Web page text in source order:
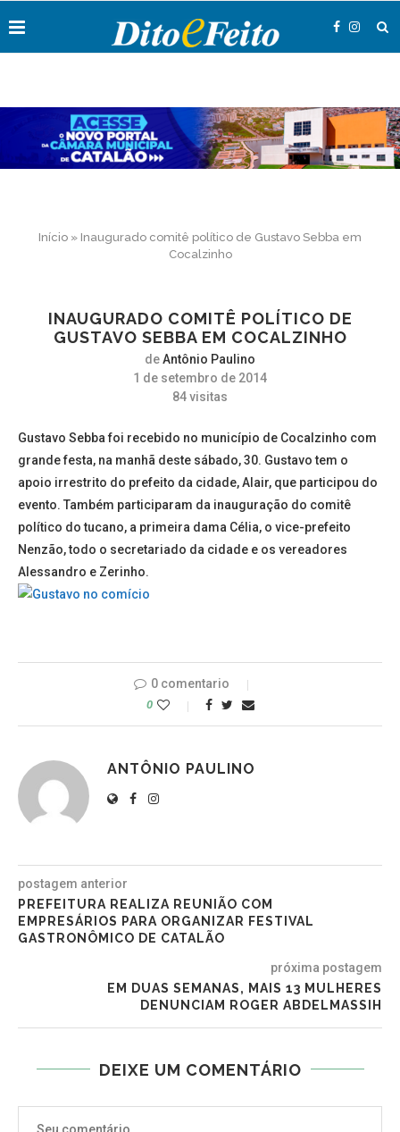
Início » Inaugurado comitê político de Gustavo Sebba em
Cocalzinho
INAUGURADO COMITÊ POLÍTICO DE
GUSTAVO SEBBA EM COCALZINHO
deAntônio Paulino
1 de setembro de 2014
84visitas
Gustavo Sebba foi recebido no município de Cocalzinho com
grande festa, na manhã deste sábado, 30. Gustavo tem o
apoio irrestrito do prefeito da cidade, Alair, que participou do
evento. Também participaram da inauguração do comitê
político do tucano, a primeira dama Célia, o vice-prefeito
Nenzão, todo o secretariado da cidade e os vereadores
Alessandro e Zerinho.
0 comentario
0
ANTÔNIO PAULINO
postagem anterior
PREFEITURA REALIZA REUNIÃO COM
EMPRESÁRIOS PARA ORGANIZAR FESTIVAL
GASTRONÔMICO DE CATALÃO
próxima postagem
EM DUAS SEMANAS, MAIS 13 MULHERES
DENUNCIAM ROGER ABDELMASSIH
DEIXE UM COMENTÁRIO